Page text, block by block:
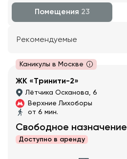
Помещения 23
Рекомендуемые
Каникулы в Москве
ЖК «Тринити-2»
Лётчика Осканова, 6
Верхние Лихоборы
от 6 мин.
Свободное назначение
Доступно в аренду